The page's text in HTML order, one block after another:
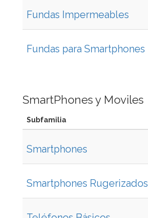
Fundas Impermeables
Fundas para Smartphones
SmartPhones y Moviles
Subfamilia
Smartphones
Smartphones Rugerizados